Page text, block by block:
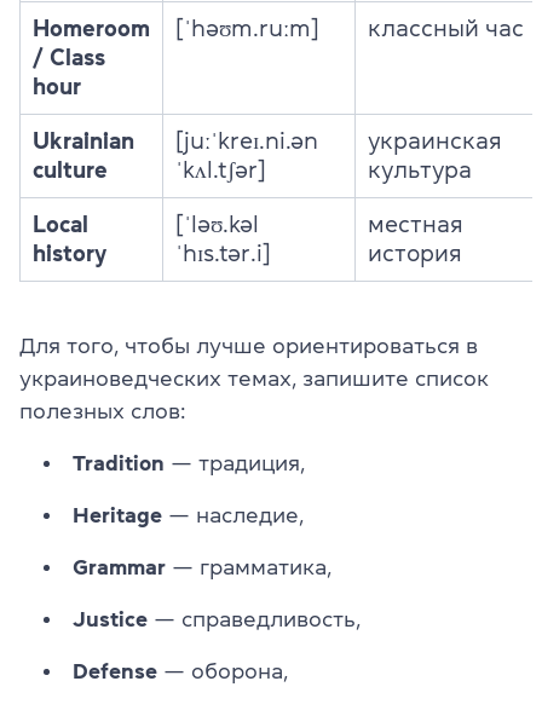
Homeroom
/ Class
hour
[ˈhəʊm.ruːm] классный час
Ukrainian
culture
[juːˈkreɪ.ni.ən
ˈkʌl.tʃər]
украинская
культура
Local
history
[ˈləʊ.kəl
ˈhɪs.tər.i]
местная
история
Для того, чтобы лучше ориентироваться в
украиноведческих темах, запишите список
полезных слов:
Tradition — традиция,
Heritage — наследие,
Grammar — грамматика,
Justice — справедливость,
Defense — оборона,